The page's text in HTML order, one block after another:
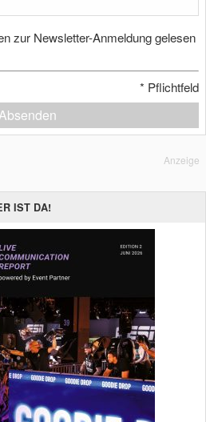
zur Newsletter-Anmeldung gelesen
* Pflichtfeld
Anzeige
IST DA!